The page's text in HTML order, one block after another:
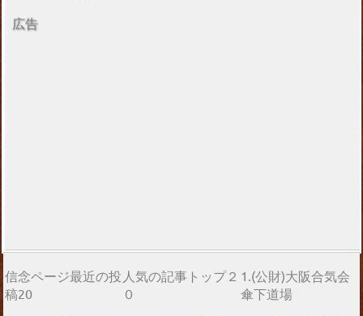
広告
信念ページ最近の投
稿20
人気の記事トップ２
０
1.(公財)大阪合気会
傘下道場